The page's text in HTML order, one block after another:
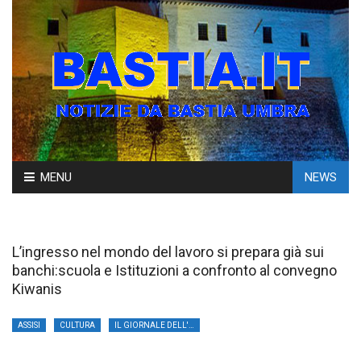
Skip
to
MENU NEWS
L’ingresso nel mondo del lavoro si prepara già sui
banchi:scuola e Istituzioni a confronto al convegno
Kiwanis
ASSISI CULTURA